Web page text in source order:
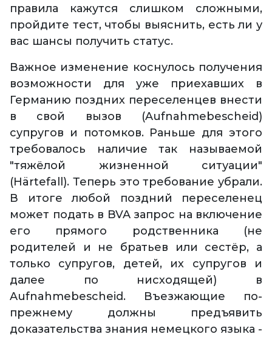
правила кажутся слишком сложными,
пройдите тест, чтобы выяснить, есть ли у
вас шансы получить статус.
Важное изменение коснулось получения
возможности для уже приехавших в
Германию поздних переселенцев внести
в свой вызов (Aufnahmebescheid)
супругов и потомков. Раньше для этого
требовалось наличие так называемой
"тяжёлой жизненной ситуации"
(Härtefall). Теперь это требование убрали.
В итоге любой поздний переселенец
может подать в BVA запрос на включение
его прямого родственника (не
родителей и не братьев или сестёр, а
только супругов, детей, их супругов и
далее по нисходящей) в
Aufnahmebescheid. Въезжающие по-
прежнему должны предъявить
доказательства знания немецкого языка -